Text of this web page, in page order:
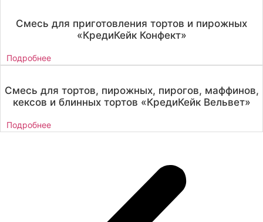
Смесь для приготовления тортов и пирожных
«КредиКейк Конфект»
Подробнее
Смесь для тортов, пирожных, пирогов, маффинов,
кексов и блинных тортов «КредиКейк Вельвет»
Подробнее